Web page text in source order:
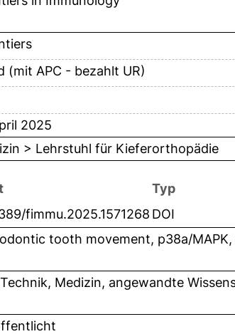
(mit APC - bezahlt UR)
2025
> Lehrstuhl für Kieferorthopädie
Typ
fimmu.2025.1571268 DOI
tooth movement, p38a/
Medizin, angewandte